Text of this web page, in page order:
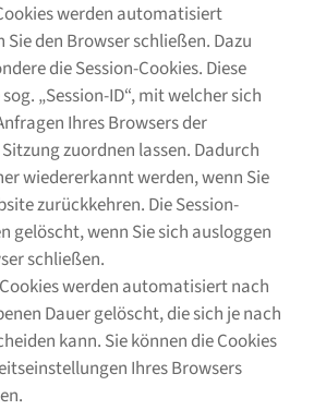
werden automatisiert
den Browser schließen. Dazu
die Session-Cookies. Diese
„Session-ID“, mit welcher sich
Ihres Browsers der
zuordnen lassen. Dadurch
wiedererkannt werden, wenn Sie
zurückkehren. Die Session-
gelöscht, wenn Sie sich ausloggen
schließen.
werden automatisiert nach
Dauer gelöscht, die sich je nach
kann. Sie können die Cookies
Ihres Browsers